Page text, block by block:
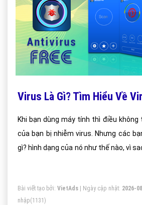
Virus Là Gì? Tìm Hiểu Về
Khi bạn dùng máy tính thì điều không
của bạn bị nhiễm virus. Nhưng các
gì? hình dạng của nó như thế nào, vì
Bài viết tạo bởi: VietAds | Ngày cập nhật: 2026-
nhập(1131)